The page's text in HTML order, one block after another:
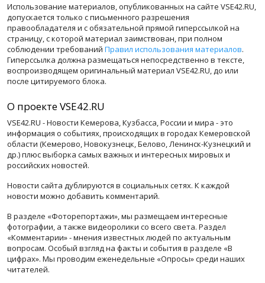
Использование материалов, опубликованных на сайте VSE42.RU,
допускается только с письменного разрешения
правообладателя и с обязательной прямой гиперссылкой на
страницу, с которой материал заимствован, при полном
соблюдении требований Правил использования материалов.
Гиперссылка должна размещаться непосредственно в тексте,
воспроизводящем оригинальный материал VSE42.RU, до или
после цитируемого блока.
О проекте VSE42.RU
VSE42.RU - Новости Кемерова, Кузбасса, России и мира - это
информация о событиях, происходящих в городах Кемеровской
области (Кемерово, Новокузнецк, Белово, Ленинск-Кузнецкий и
др.) плюс выборка самых важных и интересных мировых и
российских новостей.
Новости сайта дублируются в социальных сетях. К каждой
новости можно добавить комментарий.
В разделе «Фоторепортажи», мы размещаем интересные
фотографии, а также видеоролики со всего света. Раздел
«Комментарии» - мнения известных людей по актуальным
вопросам. Особый взгляд на факты и события в разделе «В
цифрах». Мы проводим еженедельные «Опросы» среди наших
читателей.